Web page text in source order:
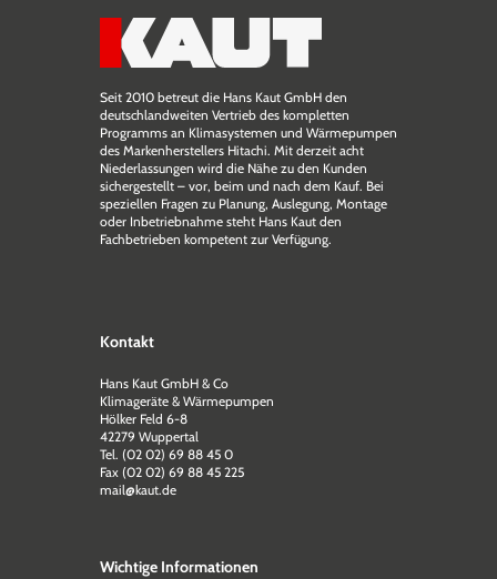
Seit 2010 betreut die Hans Kaut GmbH den
deutschlandweiten Vertrieb des kompletten
Programms an Klimasystemen und Wärmepumpen
des Markenherstellers Hitachi. Mit derzeit acht
Niederlassungen wird die Nähe zu den Kunden
sichergestellt – vor, beim und nach dem Kauf. Bei
speziellen Fragen zu Planung, Auslegung, Montage
oder Inbetriebnahme steht Hans Kaut den
Fachbetrieben kompetent zur Verfügung.
Kontakt
Hans Kaut GmbH & Co
Klimageräte & Wärmepumpen
Hölker Feld 6-8
42279 Wuppertal
Tel. (02 02) 69 88 45 0
Fax (02 02) 69 88 45 225
mail@kaut.de
Wichtige Informationen